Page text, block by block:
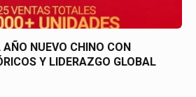
NUEVO CHINO CON
Y LIDERAZGO GLOBAL